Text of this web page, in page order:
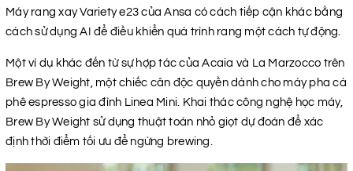
Máy rang xay Variety e23 của Ansa có cách tiếp cận khác bằng
cách sử dụng AI để điều khiển quá trình rang một cách tự động.
Một ví dụ khác đến từ sự hợp tác của Acaia và La Marzocco trên
Brew By Weight, một chiếc cân độc quyền dành cho máy pha cà
phê espresso gia đình Linea Mini. Khai thác công nghệ học máy,
Brew By Weight sử dụng thuật toán nhỏ giọt dự đoán để xác
định thời điểm tối ưu để ngừng brewing.